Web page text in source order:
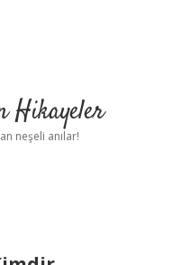
Hikayeler
neşeli anılar!